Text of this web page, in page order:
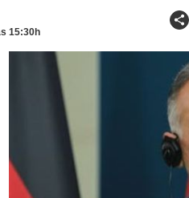
15:30h